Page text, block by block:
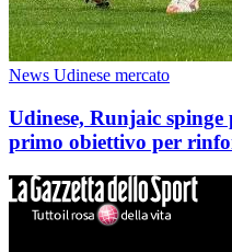
News Udinese mercato
Udinese, Runjaic
primo obiettivo per